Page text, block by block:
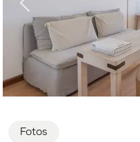
Fotos